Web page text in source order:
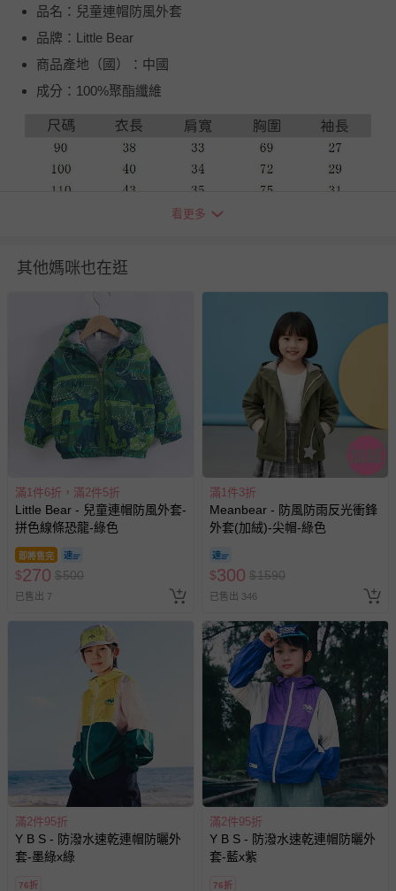
品名：兒童連帽防風外套
品牌：Little Bear
商品產地（國）：中國
成分：100%聚酯纖維
退換貨須知
您所購買的商品享有7天的鑑賞期／猶豫期權益，但此期間
並非試用期，您所退回的商品必須是未經使用的全新狀態，
包含完整包裝、配件、說明文件及贈品等。
如需退換貨，請於收到商品7天（含例假日內提出），如為
瑕疵退換貨所產生的運費，將由媽咪愛負責處理，若非瑕疵
退貨，您可至『查詢訂單』>『已出貨』中查詢該筆訂單，
並點選『我要退貨』即可進行申請。若有相關退貨問題，請
至媽咪愛LINE@客服ID: @mamilove我們將依序為您處理
與服務，謝謝。
針對滿件折/滿額贈…等活動，如因部份退貨，而該訂單保
留商品未達活動門檻，將以原價計算，活動贈品亦需一併退
部分商品依據消費者保護法的規定，不適用七天鑑賞期/猶
豫期範圍：
易於腐敗、保存期限較短或解約時即將逾期（例如生鮮
商品、食品等）。
客製化商品（例如客製生日書、姓名貼等）。
報紙、期刊或雜誌（惟書籍如經拆封、使用，則酌收整
新費用）。
經消費者拆封之影音商品或電腦軟體（例如 DVD、CD
等）。
非以有形媒介提供之數位內容或一經提供即為完成之線
上服務，經消費者事先同意始提供（例如線上課程、遊
看更多
其他媽咪也在逛
滿1件6折，滿2件5折
Little Bear - 兒童連帽防風外套-
拼色線條恐龍-綠色
即將售完
$270 $500
已售出 7
滿1件3折
Meanbear - 防風防雨反光衝鋒
外套(加絨)-尖帽-綠色
$300 $1590
已售出 346
滿2件95折
Y B S - 防潑水速乾連帽防曬外
套-墨綠x綠
76折
滿2件95折
Y B S - 防潑水速乾連帽防曬外
套-藍x紫
76折